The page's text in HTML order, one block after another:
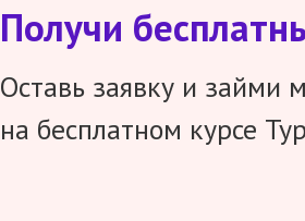
Получи
Оставь заявку и займи
на бесплатном курсе